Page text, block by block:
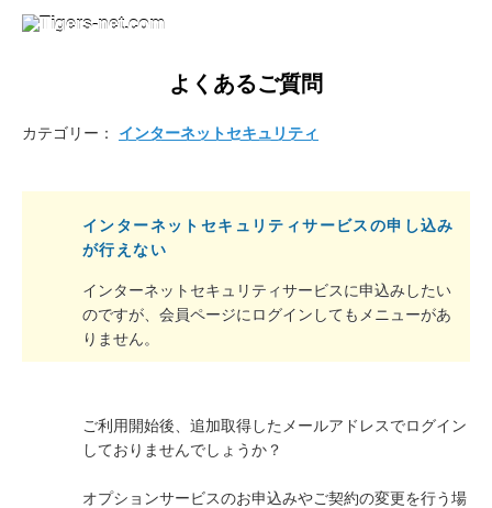
よくあるご質問
インターネットセキュリティサービスの申し込み
が行えない
インターネットセキュリティサービスに申込みしたい
のですが、会員ページにログインしてもメニューがあ
りません。
カテゴリー： インターネットセキュリティ
ご利用開始後、追加取得したメールアドレスでログイン
しておりませんでしょうか？
オプションサービスのお申込みやご契約の変更を行う場